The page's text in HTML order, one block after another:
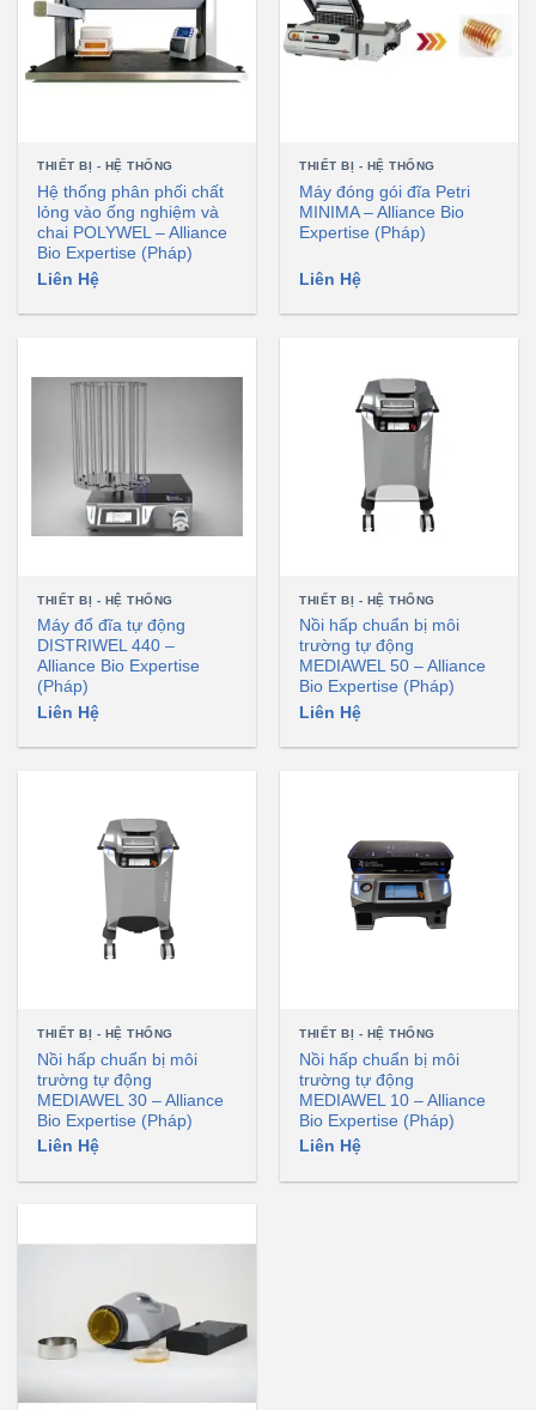
THIẾT BỊ - HỆ THỐNG
Hệ thống phân phối chất
lỏng vào ống nghiệm và
chai POLYWEL – Alliance
Bio Expertise (Pháp)
Liên Hệ
THIẾT BỊ - HỆ THỐNG
Máy đóng gói đĩa Petri
MINIMA – Alliance Bio
Expertise (Pháp)
Liên Hệ
THIẾT BỊ - HỆ THỐNG
Máy đổ đĩa tự động
DISTRIWEL 440 –
Alliance Bio Expertise
(Pháp)
Liên Hệ
THIẾT BỊ - HỆ THỐNG
Nồi hấp chuẩn bị môi
trường tự động
MEDIAWEL 50 – Alliance
Bio Expertise (Pháp)
Liên Hệ
THIẾT BỊ - HỆ THỐNG
Nồi hấp chuẩn bị môi
trường tự động
MEDIAWEL 30 – Alliance
Bio Expertise (Pháp)
Liên Hệ
THIẾT BỊ - HỆ THỐNG
Nồi hấp chuẩn bị môi
trường tự động
MEDIAWEL 10 – Alliance
Bio Expertise (Pháp)
Liên Hệ